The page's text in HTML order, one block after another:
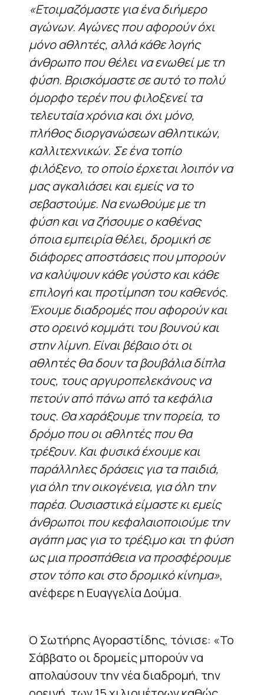
«Ετοιμαζόμαστε για ένα διήμερο
αγώνων. Αγώνες που αφορούν όχι
μόνο αθλητές, αλλά κάθε λογής
άνθρωπο που θέλει να ενωθεί με τη
φύση. Βρισκόμαστε σε αυτό το πολύ
όμορφο τερέν που φιλοξενεί τα
τελευταία χρόνια και όχι μόνο,
πλήθος διοργανώσεων αθλητικών,
καλλιτεχνικών. Σε ένα τοπίο
φιλόξενο, το οποίο έρχεται λοιπόν να
μας αγκαλιάσει και εμείς να το
σεβαστούμε. Να ενωθούμε με τη
φύση και να ζήσουμε ο καθένας
όποια εμπειρία θέλει, δρομική σε
διάφορες αποστάσεις που μπορούν
να καλύψουν κάθε γούστο και κάθε
επιλογή και προτίμηση του καθενός.
Έχουμε διαδρομές που αφορούν και
στο ορεινό κομμάτι του βουνού και
στην λίμνη. Είναι βέβαιο ότι οι
αθλητές θα δουν τα βουβάλια δίπλα
τους, τους αργυροπελεκάνους να
πετούν από πάνω από τα κεφάλια
τους. Θα χαράξουμε την πορεία, το
δρόμο που οι αθλητές που θα
τρέξουν. Και φυσικά έχουμε και
παράλληλες δράσεις για τα παιδιά,
για όλη την οικογένεια, για όλη την
παρέα. Ουσιαστικά είμαστε κι εμείς
άνθρωποι που κεφαλαιοποιούμε την
αγάπη μας για το τρέξιμο και τη φύση
ως μια προσπάθεια να προσφέρουμε
στον τόπο και στο δρομικό κίνημα»,
ανέφερε η Ευαγγελία Δούμα.
Ο Σωτήρης Αγοραστίδης, τόνισε: «Το
Σάββατο οι δρομείς μπορούν να
απολαύσουν την νέα διαδρομή, την